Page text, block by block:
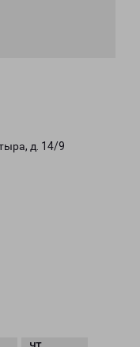
д. 14/9